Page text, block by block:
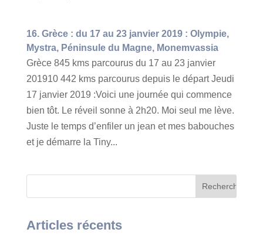
16. Grèce : du 17 au 23 janvier 2019 : Olympie,
Mystra, Péninsule du Magne, Monemvassia
Grèce 845 kms parcourus du 17 au 23 janvier
201910 442 kms parcourus depuis le départ Jeudi
17 janvier 2019 :Voici une journée qui commence
bien tôt. Le réveil sonne à 2h20. Moi seul me lève.
Juste le temps d’enfiler un jean et mes babouches
et je démarre la Tiny...
Articles récents